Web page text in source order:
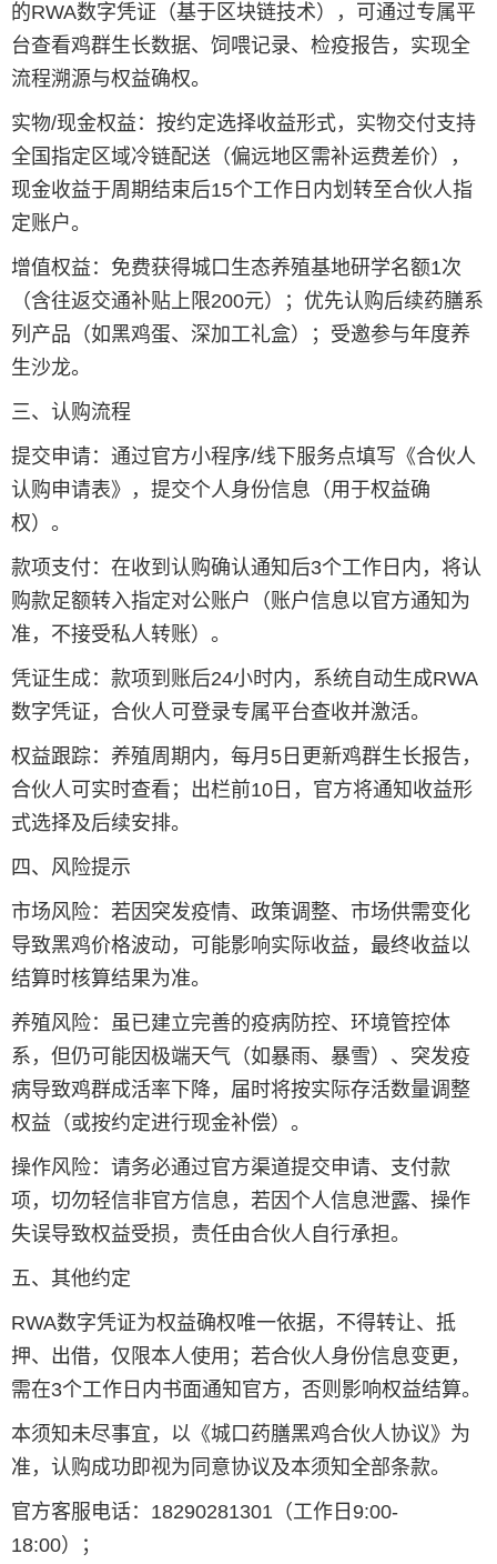
的RWA数字凭证（基于区块链技术），可通过专属平
台查看鸡群生长数据、饲喂记录、检疫报告，实现全
流程溯源与权益确权。
实物/现金权益：按约定选择收益形式，实物交付支持
全国指定区域冷链配送（偏远地区需补运费差价），
现金收益于周期结束后15个工作日内划转至合伙人指
定账户。
增值权益：免费获得城口生态养殖基地研学名额1次
（含往返交通补贴上限200元）；优先认购后续药膳系
列产品（如黑鸡蛋、深加工礼盒）；受邀参与年度养
生沙龙。
三、认购流程
提交申请：通过官方小程序/线下服务点填写《合伙人
认购申请表》，提交个人身份信息（用于权益确
权）。
款项支付：在收到认购确认通知后3个工作日内，将认
购款足额转入指定对公账户（账户信息以官方通知为
准，不接受私人转账）。
凭证生成：款项到账后24小时内，系统自动生成RWA
数字凭证，合伙人可登录专属平台查收并激活。
权益跟踪：养殖周期内，每月5日更新鸡群生长报告，
合伙人可实时查看；出栏前10日，官方将通知收益形
式选择及后续安排。
四、风险提示
市场风险：若因突发疫情、政策调整、市场供需变化
导致黑鸡价格波动，可能影响实际收益，最终收益以
结算时核算结果为准。
养殖风险：虽已建立完善的疫病防控、环境管控体
系，但仍可能因极端天气（如暴雨、暴雪）、突发疫
病导致鸡群成活率下降，届时将按实际存活数量调整
权益（或按约定进行现金补偿）。
操作风险：请务必通过官方渠道提交申请、支付款
项，切勿轻信非官方信息，若因个人信息泄露、操作
失误导致权益受损，责任由合伙人自行承担。
五、其他约定
RWA数字凭证为权益确权唯一依据，不得转让、抵
押、出借，仅限本人使用；若合伙人身份信息变更，
需在3个工作日内书面通知官方，否则影响权益结算。
本须知未尽事宜，以《城口药膳黑鸡合伙人协议》为
准，认购成功即视为同意协议及本须知全部条款。
官方客服电话：18290281301（工作日9:00-
18:00）；